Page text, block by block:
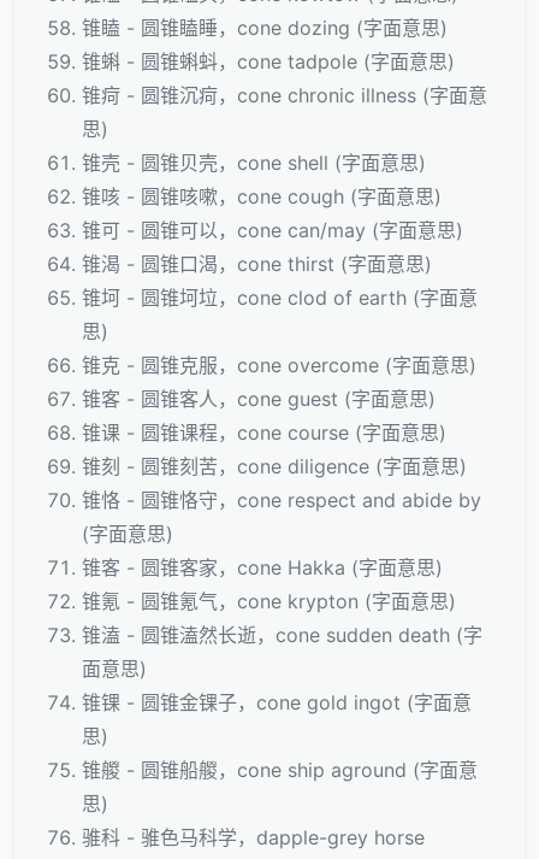
锥瞌 - 圆锥瞌睡，cone dozing (字面意思)
锥蝌 - 圆锥蝌蚪，cone tadpole (字面意思)
锥疴 - 圆锥沉疴，cone chronic illness (字面意
思)
锥壳 - 圆锥贝壳，cone shell (字面意思)
锥咳 - 圆锥咳嗽，cone cough (字面意思)
锥可 - 圆锥可以，cone can/may (字面意思)
锥渴 - 圆锥口渴，cone thirst (字面意思)
锥坷 - 圆锥坷垃，cone clod of earth (字面意
思)
锥克 - 圆锥克服，cone overcome (字面意思)
锥客 - 圆锥客人，cone guest (字面意思)
锥课 - 圆锥课程，cone course (字面意思)
锥刻 - 圆锥刻苦，cone diligence (字面意思)
锥恪 - 圆锥恪守，cone respect and abide by
(字面意思)
锥客 - 圆锥客家，cone Hakka (字面意思)
锥氪 - 圆锥氪气，cone krypton (字面意思)
锥溘 - 圆锥溘然长逝，cone sudden death (字
面意思)
锥锞 - 圆锥金锞子，cone gold ingot (字面意
思)
锥艐 - 圆锥船艐，cone ship aground (字面意
思)
骓科 - 骓色马科学，dapple-grey horse